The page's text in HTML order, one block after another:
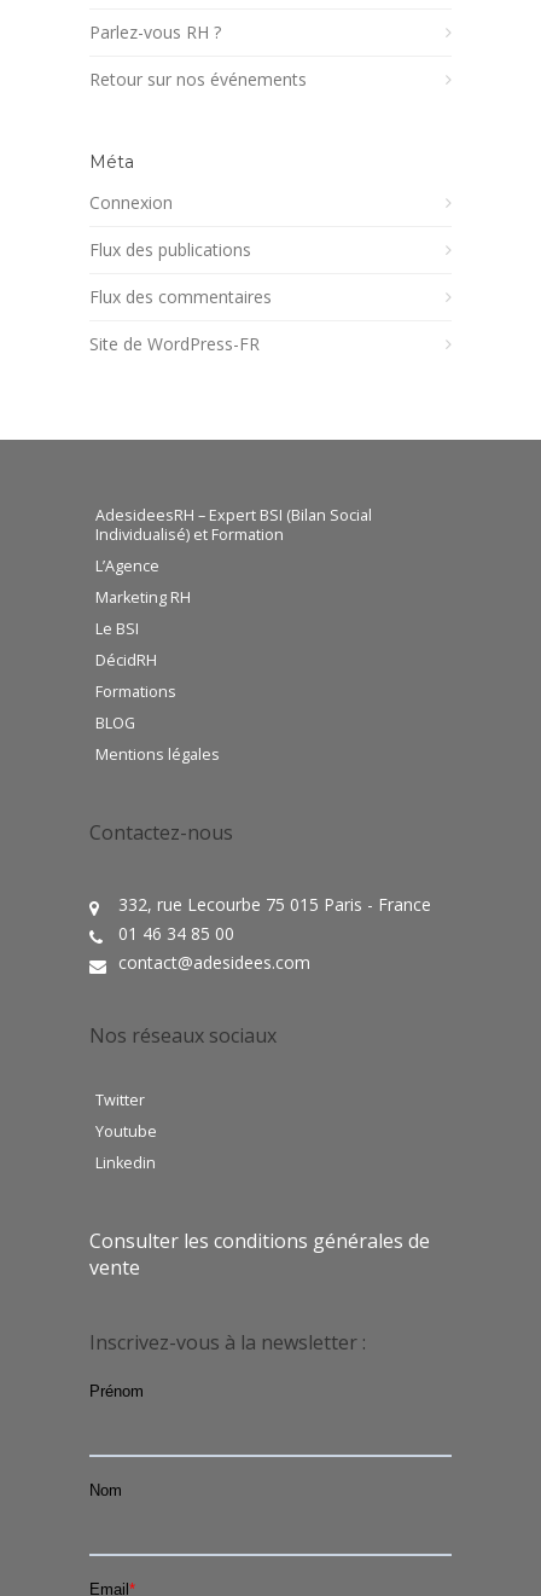
Parlez-vous RH ?
Retour sur nos événements
Méta
Connexion
Flux des publications
Flux des commentaires
Site de WordPress-FR
AdesideesRH – Expert BSI (Bilan Social
Individualisé) et Formation
L’Agence
Marketing RH
Le BSI
DécidRH
Formations
BLOG
Mentions légales
Contactez-nous
332, rue Lecourbe 75 015 Paris - France
01 46 34 85 00
contact@adesidees.com
Nos réseaux sociaux
Twitter
Youtube
Linkedin
Consulter les conditions générales de
vente
Inscrivez-vous à la newsletter :